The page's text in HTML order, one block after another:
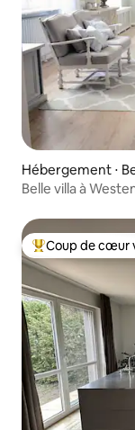
Hébergement ⋅
Belle villa à
Coups de cœur
Coup de cœur